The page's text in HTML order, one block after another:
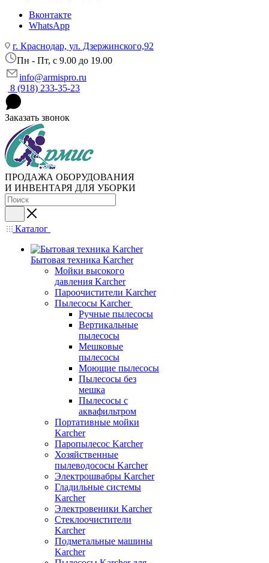
Вконтакте
WhatsApp
г. Краснодар, ул. Дзержинского,92
Пн - Пт, c 9.00 до 19.00
info@armispro.ru
8 (918) 233-35-23
Заказать звонок
ПРОДАЖА ОБОРУДОВАНИЯ
И ИНВЕНТАРЯ ДЛЯ УБОРКИ
Каталог
Бытовая техника Karcher
Мойки высокого
давления Karcher
Пароочистители Karcher
Пылесосы Karcher
Ручные пылесосы
Вертикальные
пылесосы
Мешковые
пылесосы
Моющие пылесосы
Пылесосы без
мешка
Пылесосы с
аквафильтром
Портативные мойки
Karcher
Паропылесос Karcher
Хозяйственные
пылеводососы Karcher
Электрошвабры Karcher
Гладильные системы
Karcher
Электровеники Karcher
Стеклоочистители
Karcher
Подметальные машины
Karcher